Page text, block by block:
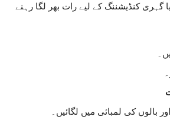
30–60 منٹ یا گہری کنڈیشننگ کے لیے رات بھر لگا رہنے
بالوں کی لمبائی میں لگائیں۔